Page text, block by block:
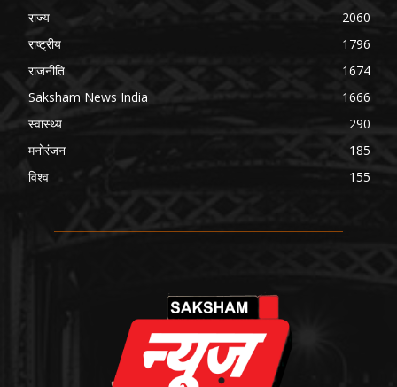
राज्य
2060
राष्ट्रीय
1796
राजनीति
1674
Saksham News India
1666
स्वास्थ्य
290
मनोरंजन
185
विश्व
155